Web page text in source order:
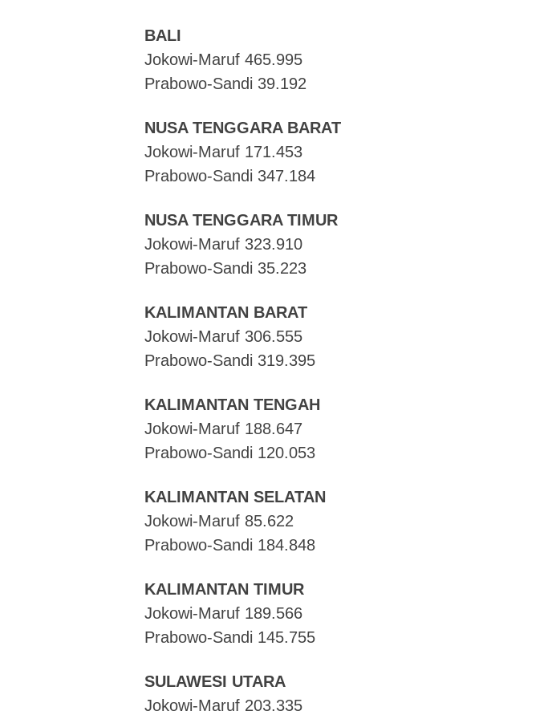
BALI
Jokowi-Maruf 465.995
Prabowo-Sandi 39.192
NUSA TENGGARA BARAT
Jokowi-Maruf 171.453
Prabowo-Sandi 347.184
NUSA TENGGARA TIMUR
Jokowi-Maruf 323.910
Prabowo-Sandi 35.223
KALIMANTAN BARAT
Jokowi-Maruf 306.555
Prabowo-Sandi 319.395
KALIMANTAN TENGAH
Jokowi-Maruf 188.647
Prabowo-Sandi 120.053
KALIMANTAN SELATAN
Jokowi-Maruf 85.622
Prabowo-Sandi 184.848
KALIMANTAN TIMUR
Jokowi-Maruf 189.566
Prabowo-Sandi 145.755
SULAWESI UTARA
Jokowi-Maruf 203.335